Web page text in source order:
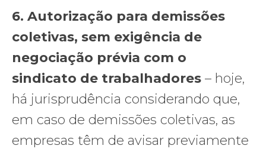
6. Autorização para demissões
coletivas, sem exigência de
negociação prévia com o
sindicato de trabalhadores – hoje,
há jurisprudência considerando que,
em caso de demissões coletivas, as
empresas têm de avisar previamente